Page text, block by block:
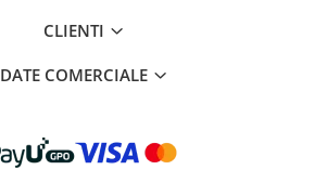
CLIENTI
DATE COMERCIALE